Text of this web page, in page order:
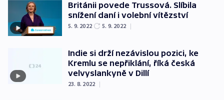
Británii povede Trussová. Slíbila
snížení daní i volební vítězství
5. 9. 2022 5. 9. 2022 |
Indie si drží nezávislou pozici, ke
Kremlu se nepřiklání, říká česká
velvyslankyně v Dillí
23. 8. 2022 |